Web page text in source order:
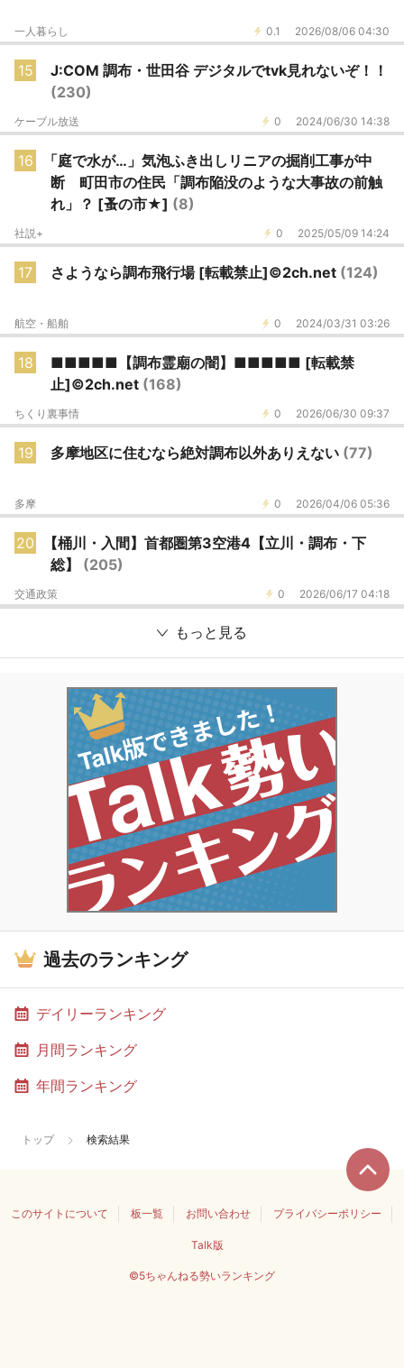
0.1 2026/08/06 04:30
一人暮らし
15
J:COM 調布・世田谷 デジタルでtvk見れないぞ！！
(230)
0 2024/06/30 14:38
ケーブル放送
16
「庭で水が…」気泡ふき出しリニアの掘削工事が中
断 町田市の住民「調布陥没のような大事故の前触
れ」？ [蚤の市★] (8)
0 2025/05/09 14:24
社説+
17 さようなら調布飛行場 [転載禁止]©2ch.net (124)
0 2024/03/31 03:26
航空・船舶
18
■■■■■【調布霊廟の闇】■■■■■ [転載禁
止]©2ch.net (168)
0 2026/06/30 09:37
ちくり裏事情
19 多摩地区に住むなら絶対調布以外ありえない (77)
0 2026/04/06 05:36
多摩
20
【桶川・入間】首都圏第3空港4【立川・調布・下
総】 (205)
0 2026/06/17 04:18
交通政策
もっと見る
過去のランキング
デイリーランキング
月間ランキング
年間ランキング
トップ 検索結果
このサイトについて 板一覧 お問い合わせ プライバシーポリシー
Talk版
©5ちゃんねる勢いランキング